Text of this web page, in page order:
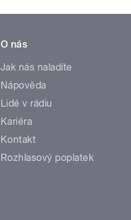
O nás
Jak nás naladíte
Nápověda
Lidé v rádiu
Kariéra
Kontakt
Rozhlasový poplatek